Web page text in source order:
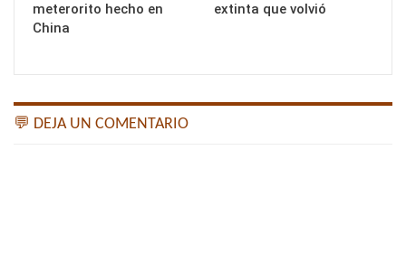
meterorito hecho en
China
extinta que volvió
💬 DEJA UN COMENTARIO